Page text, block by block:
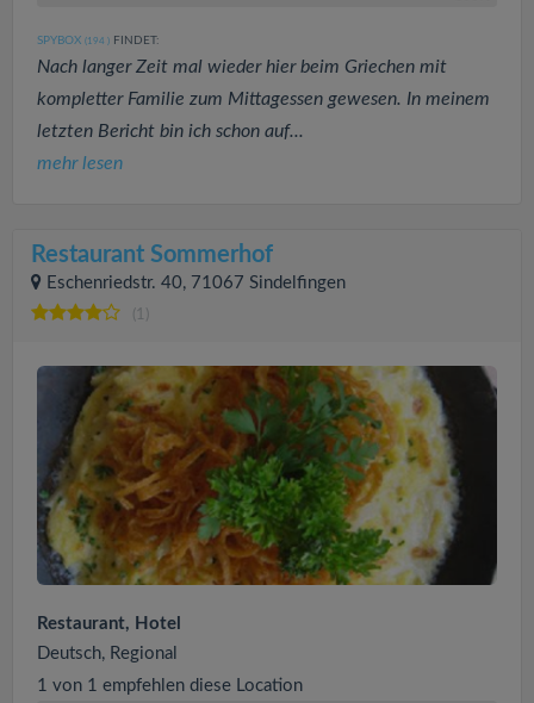
SPYBOX (194 ) FINDET:
Nach langer Zeit mal wieder hier beim Griechen mit
kompletter Familie zum Mittagessen gewesen. In meinem
letzten Bericht bin ich schon auf...
mehr lesen
Restaurant Sommerhof
Eschenriedstr. 40, 71067 Sindelfingen
(1)
Restaurant, Hotel
Deutsch, Regional
1 von 1 empfehlen diese Location